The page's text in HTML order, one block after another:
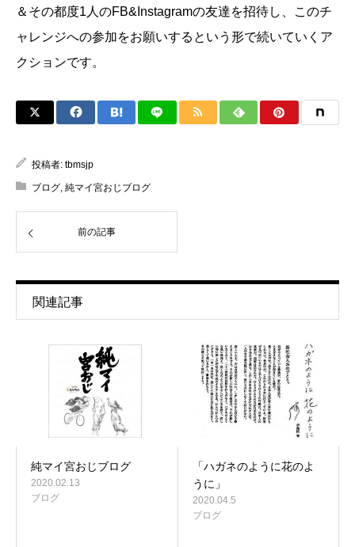
＆その都度1人のFB&Instagramの友達を招待し、このチ
ャレンジへの参加をお願いするという形で続いていくア
クションです。
投稿者: tbmsjp
ブログ, 純マイ宮おじブログ
前の記事
関連記事
純マイ宮おじブログ
2020.02.13
ブログ
「ハガネのように花のよ
うに」
2020.04.5
ブログ